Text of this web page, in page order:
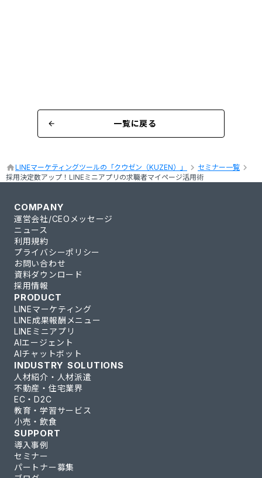
arrow_back 一覧に戻る
homeLINEマーケティングツールの「クウゼン（KUZEN）」 keyboard_arrow_right セミナー一覧 keyboard_arrow_right
採用決定数アップ！LINEミニアプリの求職者マイページ活用術
COMPANY
運営会社/CEOメッセージ
ニュース
利用規約
プライバシーポリシー
お問い合わせ
資料ダウンロード
採用情報
PRODUCT
LINEマーケティング
LINE成果報酬メニュー
LINEミニアプリ
AIエージェント
AIチャットボット
INDUSTRY SOLUTIONS
人材紹介・人材派遣
不動産・住宅業界
EC・D2C
教育・学習サービス
小売・飲食
SUPPORT
導入事例
セミナー
パートナー募集